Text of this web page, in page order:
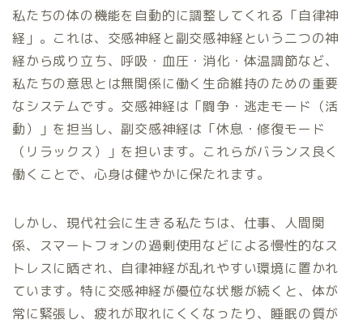
私たちの体の機能を自動的に調整してくれる「自律神
経」。これは、交感神経と副交感神経という二つの神
経から成り立ち、呼吸・血圧・消化・体温調節など、
私たちの意思とは無関係に働く生命維持のための重要
なシステムです。交感神経は「闘争・逃走モード（活
動）」を担当し、副交感神経は「休息・修復モード
（リラックス）」を担います。これらがバランス良く
働くことで、心身は健やかに保たれます。
しかし、現代社会に生きる私たちは、仕事、人間関
係、スマートフォンの過剰使用などによる慢性的なス
トレスに晒され、自律神経が乱れやすい環境に置かれ
ています。特に交感神経が優位な状態が続くと、体が
常に緊張し、疲れが取れにくくなったり、睡眠の質が